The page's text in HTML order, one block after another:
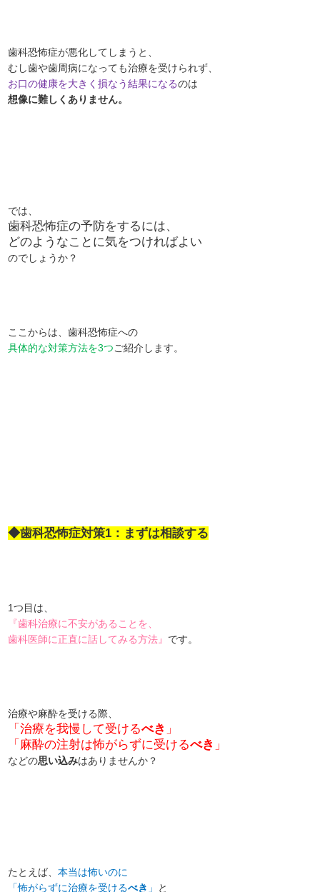
歯科恐怖症が悪化してしまうと、
むし歯や歯周病になっても治療を受けられず、
お口の健康を大きく損なう結果になるのは
想像に難しくありません。
では、
歯科恐怖症の予防をするには、
どのようなことに気をつければよい
のでしょうか？
ここからは、歯科恐怖症への
具体的な対策方法を3つご紹介します。
◆歯科恐怖症対策1：まずは相談する
1つ目は、
『歯科治療に不安があることを、
歯科医師に正直に話してみる方法』 です。
治療や麻酔を受ける際、
「治療を我慢して受けるべき 」
「麻酔の注射は怖がらずに受けるべき 」
などの思い込みはありませんか？
たとえば、本当は怖いのに
「怖がらずに治療を受けるべき 」
と